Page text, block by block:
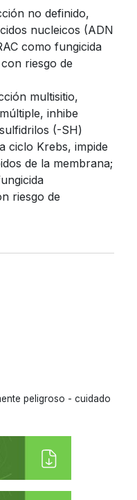
Dominican
Republic
Trinidad and
Tobago
Venezuela
no definido,
nucleicos (ADN
como fungicida
riesgo de
multisitio,
inhibe
(-SH)
ciclo Krebs, impide
de la membrana;
riesgo de
peligroso - cuidado